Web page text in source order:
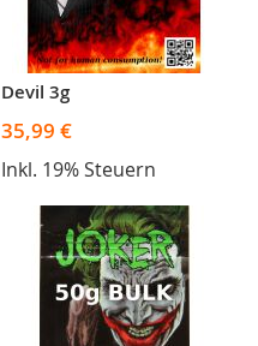
Devil 3g
35,99 €
Inkl. 19% Steuern